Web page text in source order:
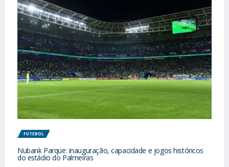
FUTEBOL
Nubank Parque: inauguração, capacidade e jogos históricos
do estádio do Palmeiras